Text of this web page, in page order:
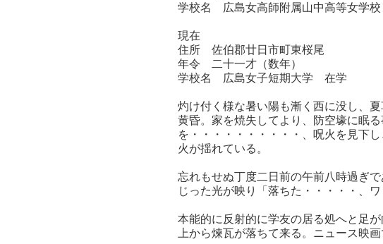
学校名 広島女高師附属山中高等女学
現在
住所 佐伯郡廿日市町東桜尾
年令 二十一才（数年）
学校名 広島女子短期大学 在学
灼け付く様な暑い陽も漸く西に没し、
黄昏。家を焼失してより、防空壕に眠
を・・・・・・・・・・、呪火を見下
火が揺れている。
忘れもせぬ丁度二日前の午前八時過ぎ
じった光が映り「落ちた・・・・・、
本能的に反射的に学友の居る処へと足
上から煉瓦が落ちて来る。ニュース映